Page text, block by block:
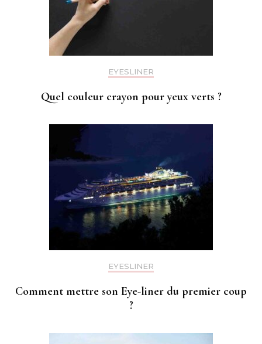
EYESLINER
Quel couleur crayon pour yeux verts ?
EYESLINER
Comment mettre son Eye-liner du premier coup
?